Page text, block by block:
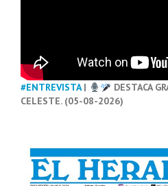
#ENTREVISTA|
DESTACA
CELESTE. (05-08-2026)